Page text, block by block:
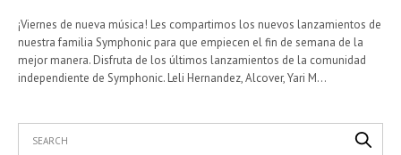
¡Viernes de nueva música! Les compartimos los nuevos lanzamientos de
nuestra familia Symphonic para que empiecen el fin de semana de la
mejor manera. Disfruta de los últimos lanzamientos de la comunidad
independiente de Symphonic. Leli Hernandez, Alcover, Yari M…